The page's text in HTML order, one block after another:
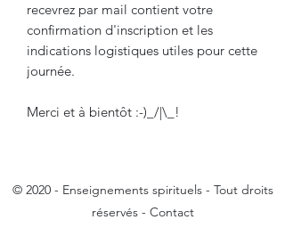
recevrez par mail contient votre
confirmation d'inscription et les
indications logistiques utiles pour cette
journée.
Merci et à bientôt :-)_/|\_!
© 2020 - Enseignements spirituels - Tout droits
réservés - Contact